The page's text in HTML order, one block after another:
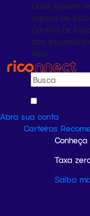
Onde investir
agosto de
Confira as
dos
Rico
Abra sua conta
Carteiras
Taxa
Saiba